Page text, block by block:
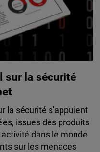
sur la sécurité
la sécurité s'appuient
issues des produits
dans le monde
sur les menaces